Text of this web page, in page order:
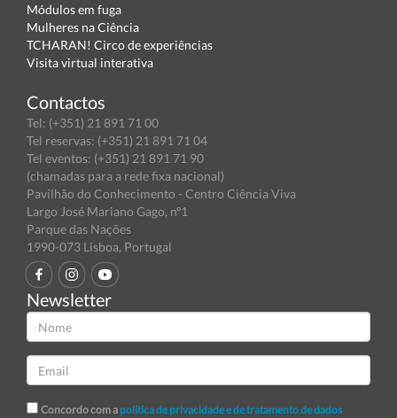
Módulos em fuga
Mulheres na Ciência
TCHARAN! Circo de experiências
Visita virtual interativa
Contactos
Tel: (+351) 21 891 71 00
Tel reservas: (+351) 21 891 71 04
Tel eventos: (+351) 21 891 71 90
(chamadas para a rede fixa nacional)
Pavilhão do Conhecimento - Centro Ciência Viva
Largo José Mariano Gago, nº1
Parque das Nações
1990-073 Lisboa, Portugal
Newsletter
Concordo com a política de privacidade e de tratamento de dados